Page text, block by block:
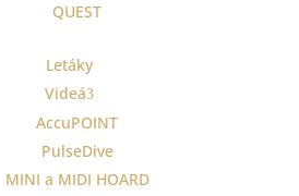
QUEST
Letáky
Videá
AccuPOINT
PulseDive
MINI a MIDI HOARD